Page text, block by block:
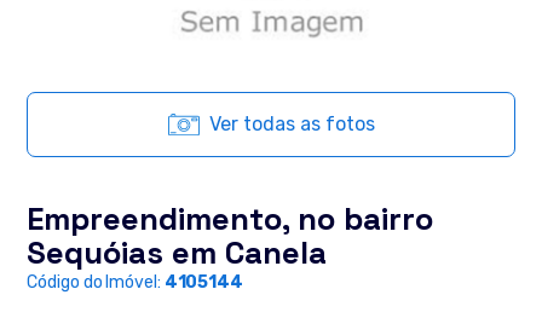
Ver todas as fotos
Empreendimento, no bairro
Sequóias em Canela
Código do Imóvel: 4105144